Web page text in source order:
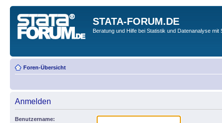
STATA-FORUM.DE
Beratung und Hilfe bei Statistik und Datenanalyse mit
Foren-Übersicht
Anmelden
Benutzername: